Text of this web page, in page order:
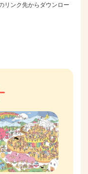
リンク先からダウンロー